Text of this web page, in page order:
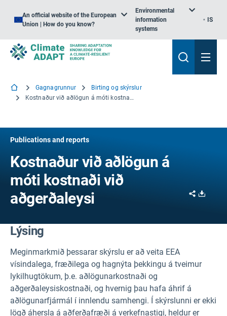
An official website of the European
Union | How do you know?
Environmental
information
systems
IS
Gagnagrunnur
Birting og skýrslur
Kostnaður við aðlögun á móti kostnaði við aðgerðaleysi
Publications and reports
Kostnaður við aðlögun á
móti kostnaði við
aðgerðaleysi
Share
Lýsing
Meginmarkmið þessarar skýrslu er að veita EEA
vísindalega, fræðilega og hagnýta þekkingu á tveimur
lykilhugtökum, þ.e. aðlögunarkostnaði og
aðgerðaleysiskostnaði, og hvernig þau hafa áhrif á
aðlögunarfjármál í innlendu samhengi. Í skýrslunni er ekki
lögð áhersla á aðferðafræði á verkefnastigi, heldur er